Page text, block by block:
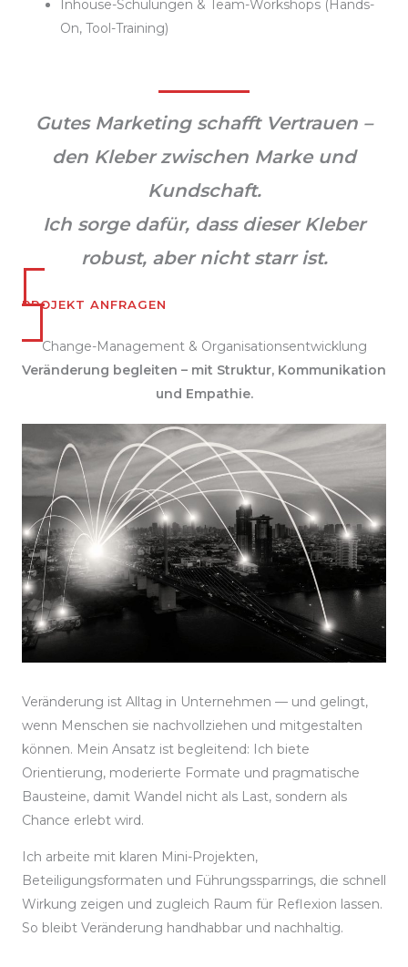
Inhouse-Schulungen & Team-Workshops (Hands-
On, Tool-Training)
Gutes Marketing schafft Vertrauen –
den Kleber zwischen Marke und
Kundschaft.
Ich sorge dafür, dass dieser Kleber
robust, aber nicht starr ist.
PROJEKT ANFRAGEN
Change-Management & Organisationsentwicklung
Veränderung begleiten – mit Struktur, Kommunikation
und Empathie.
Veränderung ist Alltag in Unternehmen — und gelingt,
wenn Menschen sie nachvollziehen und mitgestalten
können. Mein Ansatz ist begleitend: Ich biete
Orientierung, moderierte Formate und pragmatische
Bausteine, damit Wandel nicht als Last, sondern als
Chance erlebt wird.
Ich arbeite mit klaren Mini-Projekten,
Beteiligungsformaten und Führungssparrings, die schnell
Wirkung zeigen und zugleich Raum für Reflexion lassen.
So bleibt Veränderung handhabbar und nachhaltig.